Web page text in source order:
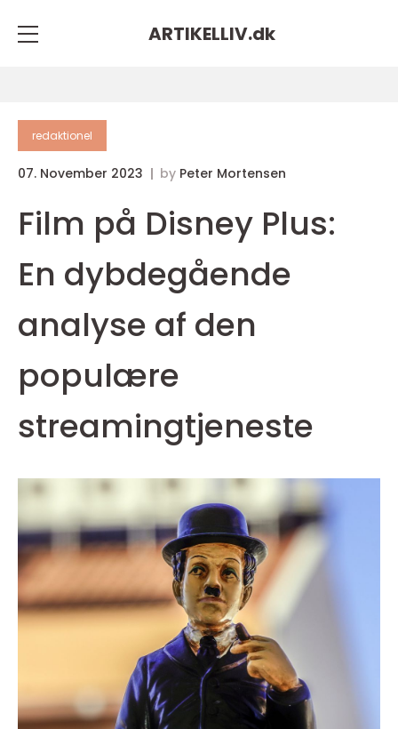
ARTIKELLIV.dk
redaktionel
07. November 2023 by Peter Mortensen
Film på Disney Plus:
En dybdegående
analyse af den
populære
streamingtjeneste